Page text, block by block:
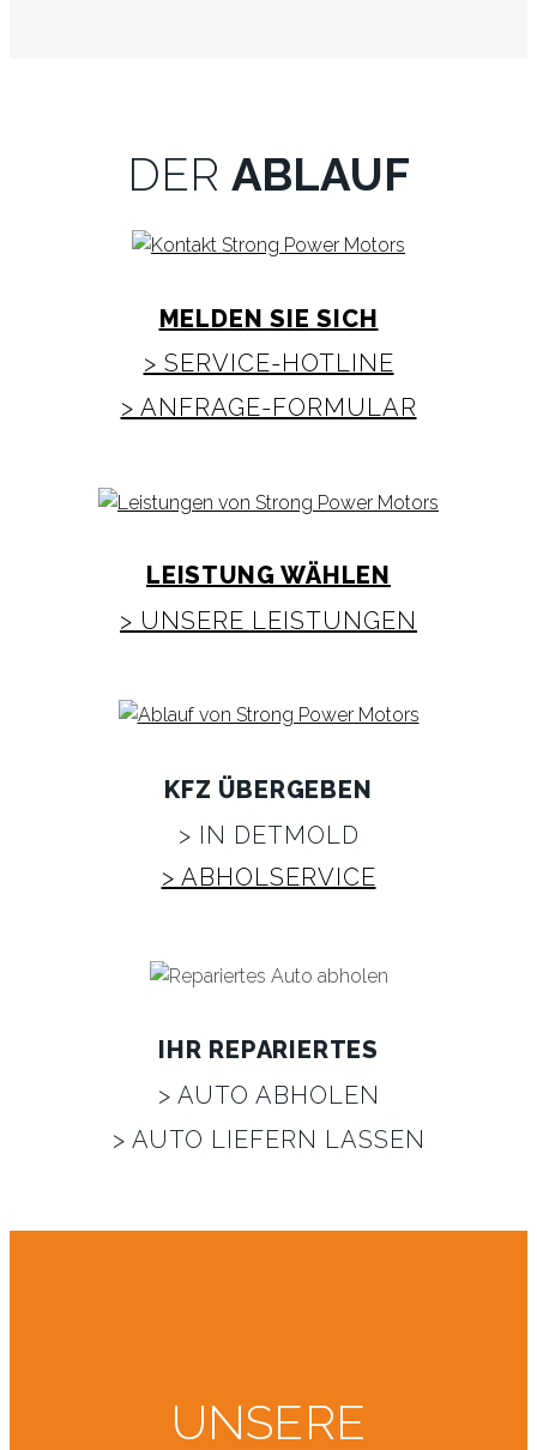
DER ABLAUF
MELDEN SIE SICH
> SERVICE-HOTLINE
> ANFRAGE-FORMULAR
LEISTUNG WÄHLEN
> UNSERE LEISTUNGEN
KFZ ÜBERGEBEN
> IN DETMOLD
> ABHOLSERVICE
IHR REPARIERTES
> AUTO ABHOLEN
> AUTO LIEFERN LASSEN
UNSERE